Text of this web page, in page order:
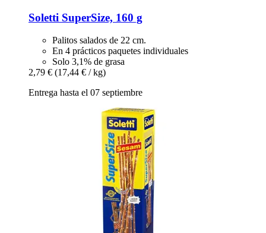
Soletti SuperSize, 160 g
Palitos salados de 22 cm.
En 4 prácticos paquetes individuales
Solo 3,1% de grasa
2,79 € (17,44 € / kg)
Entrega hasta el 07 septiembre